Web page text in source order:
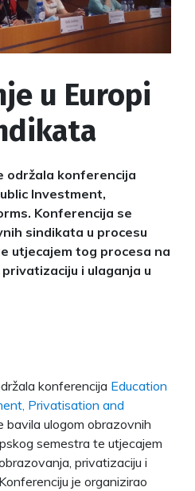
u Europi
održala konferencija
Investment,
Konferencija se
sindikata u procesu
utjecajem tog procesa na
i ulaganja u
konferencija Education
Privatisation and
bavila ulogom obrazovnih
semestra te utjecajem
privatizaciju i
je organizirao